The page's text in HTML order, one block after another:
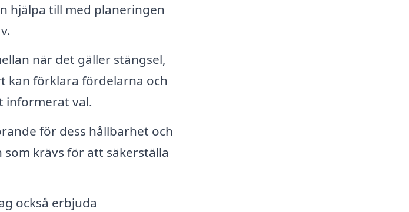
hjälpa till med planeringen
när det gäller stängsel,
kan förklara fördelarna och
informerat val.
för dess hållbarhet och
krävs för att säkerställa
också erbjuda